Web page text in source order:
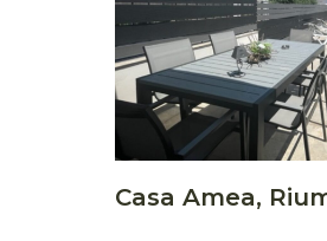
Casa Amea,